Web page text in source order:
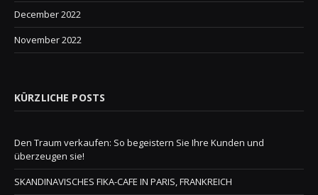
December 2022
November 2022
KÜRZLICHE POSTS
Den Traum verkaufen: So begeistern Sie Ihre Kunden und
überzeugen sie!
SKANDINAVISCHES FIKA-CAFE IN PARIS, FRANKREICH